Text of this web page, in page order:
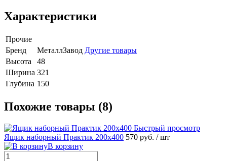
Характеристики
Прочие
Бренд
МеталлЗавод Другие товары
Высота
48
Ширина 321
Глубина 150
Похожие товары (8)
Быстрый просмотр
Ящик наборный Практик 200x400 570 руб. / шт
В корзину